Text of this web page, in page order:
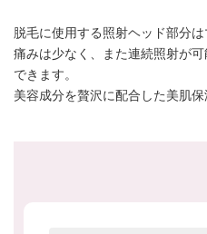
脱毛に使用する照射ヘッド部分
痛みは少なく、また連続照射が
できます。
美容成分を贅沢に配合した美肌